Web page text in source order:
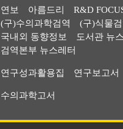
연보 아름드리 R&D
(구)수의과학검역
(구)식물
국내외 동향정보
도서관 뉴
검역본부 뉴스레터
연구성과활용집 연구보고서
수의과학고서